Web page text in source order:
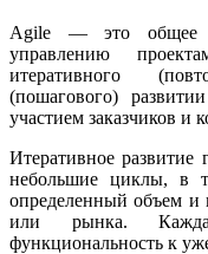
Agile — это общее
управлению
итеративного
(пошагового)
участием заказчиков и
Итеративное развитие
небольшие циклы, в
определенный объем и
или рынка.
функциональность к